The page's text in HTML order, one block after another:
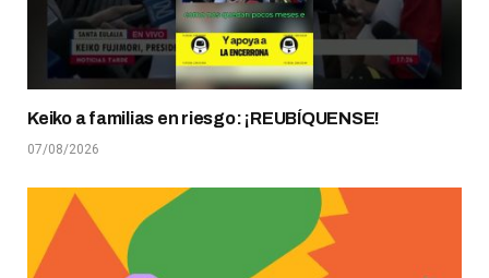
Keiko a familias en riesgo: ¡REUBÍQUENSE!
07/08/2026